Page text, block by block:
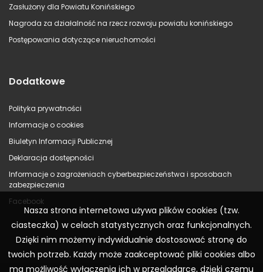
Zasłużony dla Powiatu Konińskiego
Nagroda za działalność na rzecz rozwoju powiatu konińskiego
Postępowania dotyczące nieruchomości
Dodatkowe
Polityka prywatności
Informacje o cookies
Biuletyn Informacji Publicznej
Deklaracja dostępności
Informacje o zagrożeniach cyberbezpieczeństwa i sposobach
zabezpieczenia
Facebook
Nasza strona internetowa używa plików cookies (tzw.
ciasteczka) w celach statystycznych oraz funkcjonalnych.
Dzięki nim możemy indywidualnie dostosować stronę do
twoich potrzeb. Każdy może zaakceptować pliki cookies albo
ma możliwość wyłączenia ich w przeglądarce, dzięki czemu